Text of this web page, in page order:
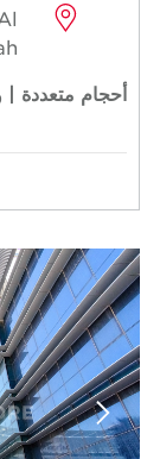
أحجام متعددة |